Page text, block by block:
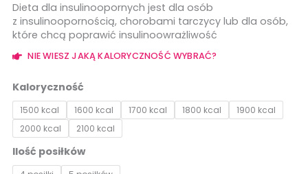
Dieta dla insulinoopornych jest dla osób
z insulinoopornością, chorobami tarczycy lub dla osób,
które chcą poprawić insulinoowrażliwość
NIE WIESZ JAKĄ KALORYCZNOŚĆ WYBRAĆ?
Kaloryczność
1500 kcal 1600 kcal 1700 kcal 1800 kcal
1900 kcal
2000 kcal
2100 kcal
Ilość posiłków
Dieta
elastyczna
FAST
FOOD
dla
insulinoopornych